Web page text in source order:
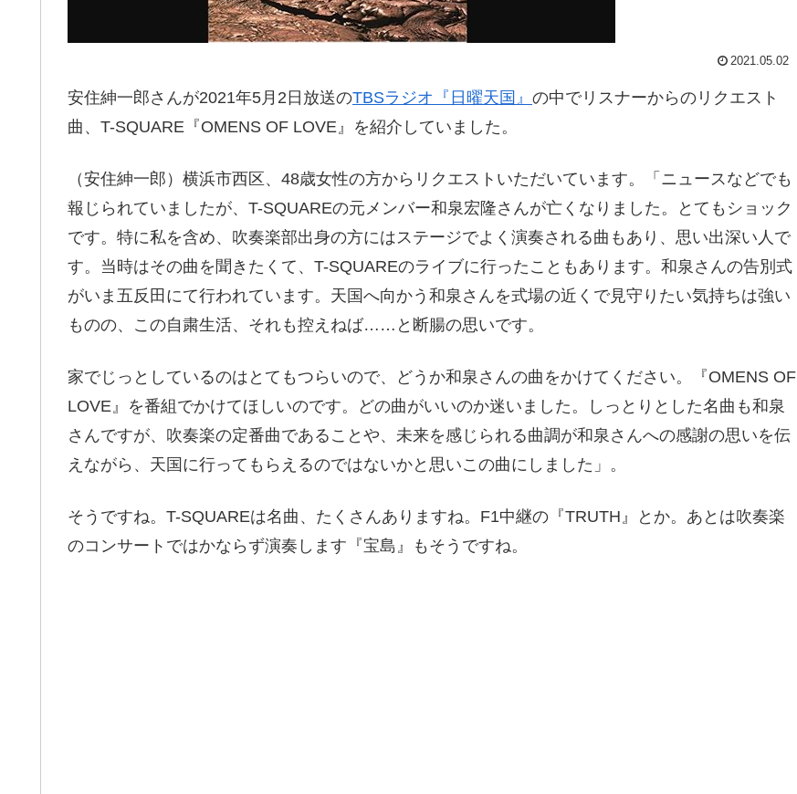
2021.05.02
安住紳一郎さんが2021年5月2日放送のTBSラジオ『日曜天国』 の中でリスナーからのリクエスト
曲、T-SQUARE『OMENS OF LOVE』を紹介していました。
（安住紳一郎）横浜市西区、48歳女性の方からリクエストいただいています。「ニュースなどでも
報じられていましたが、T-SQUAREの元メンバー和泉宏隆さんが亡くなりました。とてもショック
です。特に私を含め、吹奏楽部出身の方にはステージでよく演奏される曲もあり、思い出深い人で
す。当時はその曲を聞きたくて、T-SQUAREのライブに行ったこともあります。和泉さんの告別式
がいま五反田にて行われています。天国へ向かう和泉さんを式場の近くで見守りたい気持ちは強い
ものの、この自粛生活、それも控えねば……と断腸の思いです。
家でじっとしているのはとてもつらいので、どうか和泉さんの曲をかけてください。『OMENS OF
LOVE』を番組でかけてほしいのです。どの曲がいいのか迷いました。しっとりとした名曲も和泉
さんですが、吹奏楽の定番曲であることや、未来を感じられる曲調が和泉さんへの感謝の思いを伝
えながら、天国に行ってもらえるのではないかと思いこの曲にしました」。
そうですね。T-SQUAREは名曲、たくさんありますね。F1中継の『TRUTH』とか。あとは吹奏楽
のコンサートではかならず演奏します『宝島』もそうですね。